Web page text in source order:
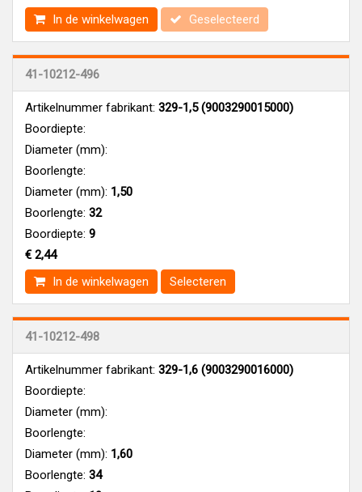
In de winkelwagen
Geselecteerd
41-10212-496
Artikelnummer fabrikant: 329-1,5 (9003290015000)
Boordiepte:
Diameter (mm):
Boorlengte:
Diameter (mm): 1,50
Boorlengte: 32
Boordiepte: 9
€ 2,44
In de winkelwagen
Selecteren
41-10212-498
Artikelnummer fabrikant: 329-1,6 (9003290016000)
Boordiepte:
Diameter (mm):
Boorlengte:
Diameter (mm): 1,60
Boorlengte: 34